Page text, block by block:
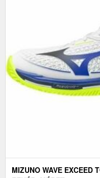
MIZUNO WAVE EXCEED